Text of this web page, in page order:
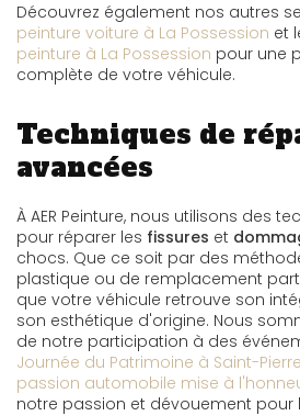
Découvrez également nos autres
peinture voiture à La Possession et
peinture à La Possession pour une
complète de votre véhicule.
Techniques de
avancées
À AER Peinture, nous utilisons des
pour réparer les fissures et
chocs. Que ce soit par des
plastique ou de remplacement
que votre véhicule retrouve son
son esthétique d'origine. Nous
de notre participation à des
Journée du Patrimoine à Saint-
passion automobile mise à
notre passion et dévouement pour